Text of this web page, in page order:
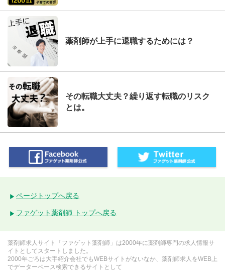
薬剤師が上手に退職するためには？
その転職大丈夫？繰り返す転職のリスク
とは。
ページトップへ戻る
ファゲット薬剤師 トップへ戻る
薬剤師求人サイト「ファゲット薬剤師」は2000年に薬剤師専門の求人情報サ
イトとしてスタートしました。
2000年ごろは大手紹介会社でもWEBサイトがないなか、薬剤師求人をWEB上
でデーターベース検索できるサイトとして